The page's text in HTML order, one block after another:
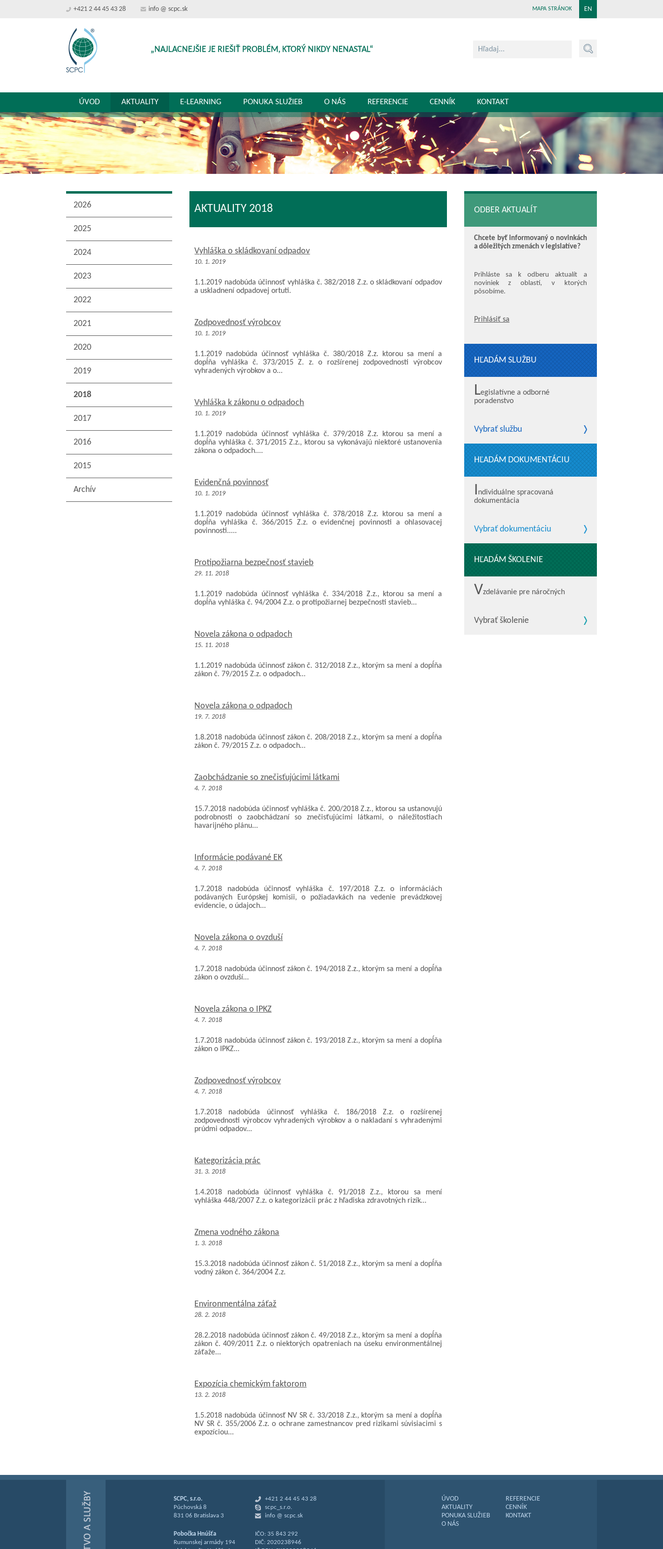
+421 2 44 45 43 28 info @ scpc.sk EN
MAPA STRÁNOK
„NAJLACNEJŠIE JE RIEŠIŤ PROBLÉM, KTORÝ NIKDY NENASTAL“
ÚVOD AKTUALITY E-LEARNING PONUKA SLUŽIEB O NÁS REFERENCIE CENNÍK KONTAKT
2026
2025
2024
2023
2022
2021
2020
2019
2018
2017
2016
2015
Archív
AKTUALITY 2018
Vyhláška o skládkovaní odpadov
10. 1. 2019
1.1.2019 nadobúda účinnosť vyhláška č. 382/2018 Z.z. o skládkovaní odpadov
a uskladnení odpadovej ortuti.
Zodpovednosť výrobcov
10. 1. 2019
1.1.2019 nadobúda účinnosť vyhláška č. 380/2018 Z.z. ktorou sa mení a
dopĺňa vyhláška č. 373/2015 Z. z. o rozšírenej zodpovednosti výrobcov
vyhradených výrobkov a o...
Vyhláška k zákonu o odpadoch
10. 1. 2019
1.1.2019 nadobúda účinnosť vyhláška č. 379/2018 Z.z. ktorou sa mení a
dopĺňa vyhláška č. 371/2015 Z.z., ktorou sa vykonávajú niektoré ustanovenia
zákona o odpadoch....
Evidenčná povinnosť
10. 1. 2019
1.1.2019 nadobúda účinnosť vyhláška č. 378/2018 Z.z. ktorou sa mení a
dopĺňa vyhláška č. 366/2015 Z.z. o evidenčnej povinnosti a ohlasovacej
povinnosti.....
Protipožiarna bezpečnosť stavieb
29. 11. 2018
1.1.2019 nadobúda účinnosť vyhláška č. 334/2018 Z.z., ktorou sa mení a
dopĺňa vyhláška č. 94/2004 Z.z. o protipožiarnej bezpečnosti stavieb...
Novela zákona o odpadoch
15. 11. 2018
1.1.2019 nadobúda účinnosť zákon č. 312/2018 Z.z., ktorým sa mení a dopĺňa
zákon č. 79/2015 Z.z. o odpadoch…
Novela zákona o odpadoch
19. 7. 2018
1.8.2018 nadobúda účinnosť zákon č. 208/2018 Z.z., ktorým sa mení a dopĺňa
zákon č. 79/2015 Z.z. o odpadoch…
Zaobchádzanie so znečisťujúcimi látkami
4. 7. 2018
15.7.2018 nadobúda účinnosť vyhláška č. 200/2018 Z.z., ktorou sa ustanovujú
podrobnosti o zaobchádzaní so znečisťujúcimi látkami, o náležitostiach
havarijného plánu...
Informácie podávané EK
4. 7. 2018
1.7.2018 nadobúda účinnosť vyhláška č. 197/2018 Z.z. o informáciách
podávaných Európskej komisii, o požiadavkách na vedenie prevádzkovej
evidencie, o údajoch...
Novela zákona o ovzduší
4. 7. 2018
1.7.2018 nadobúda účinnosť zákon č. 194/2018 Z.z., ktorým sa mení a dopĺňa
zákon o ovzduší…
Novela zákona o IPKZ
4. 7. 2018
1.7.2018 nadobúda účinnosť zákon č. 193/2018 Z.z., ktorým sa mení a dopĺňa
zákon o IPKZ…
Zodpovednosť výrobcov
4. 7. 2018
1.7.2018 nadobúda účinnosť vyhláška č. 186/2018 Z.z. o rozšírenej
zodpovednosti výrobcov vyhradených výrobkov a o nakladaní s vyhradenými
prúdmi odpadov...
Kategorizácia prác
31. 3. 2018
1.4.2018 nadobúda účinnosť vyhláška č. 91/2018 Z.z., ktorou sa mení
vyhláška 448/2007 Z.z. o kategorizácii prác z hľadiska zdravotných rizík…
Zmena vodného zákona
1. 3. 2018
15.3.2018 nadobúda účinnosť zákon č. 51/2018 Z.z., ktorým sa mení a dopĺňa
vodný zákon č. 364/2004 Z.z.
Environmentálna záťaž
28. 2. 2018
28.2.2018 nadobúda účinnosť zákon č. 49/2018 Z.z., ktorým sa mení a dopĺňa
zákon č. 409/2011 Z.z. o niektorých opatreniach na úseku environmentálnej
záťaže...
Expozícia chemickým faktorom
13. 2. 2018
1.5.2018 nadobúda účinnosť NV SR č. 33/2018 Z.z., ktorým sa mení a dopĺňa
NV SR č. 355/2006 Z.z. o ochrane zamestnancov pred rizikami súvisiacimi s
expozíciou...
ODBER AKTUALÍT
Chcete byť informovaný o novinkách
a dôležitých zmenách v legislatíve?
Prihláste sa k odberu aktualít a
noviniek z oblastí, v ktorých
pôsobíme.
Prihlásiť sa
HĽADÁM SLUŽBU
Legislatívne a odborné
poradenstvo
Vybrať službu
HĽADÁM DOKUMENTÁCIU
Individuálne spracovaná
dokumentácia
Vybrať dokumentáciu
HĽADÁM ŠKOLENIE
Vzdelávanie pre náročných
Vybrať školenie
SCPC, s.r.o.
Púchovská 8
831 06 Bratislava 3
Pobočka Hnúšťa
Rumunskej armády 194
+421 2 44 45 43 28
scpc_s.r.o.
info @ scpc.sk
IČO: 35 843 292
DIČ: 2020238946
ÚVOD
AKTUALITY
PONUKA SLUŽIEB
O NÁS
REFERENCIE
CENNÍK
KONTAKT